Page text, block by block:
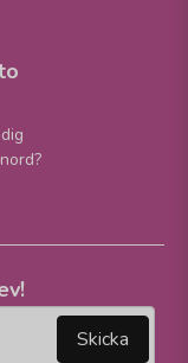
Skicka